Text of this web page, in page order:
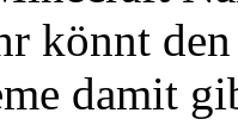
könnt
damit